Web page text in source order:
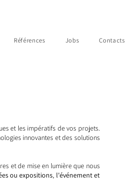
Références Jobs Contacts
et les impératifs de vos projets.
innovantes et des solutions
et de mise en lumière que nous
ou expositions, l'événement et